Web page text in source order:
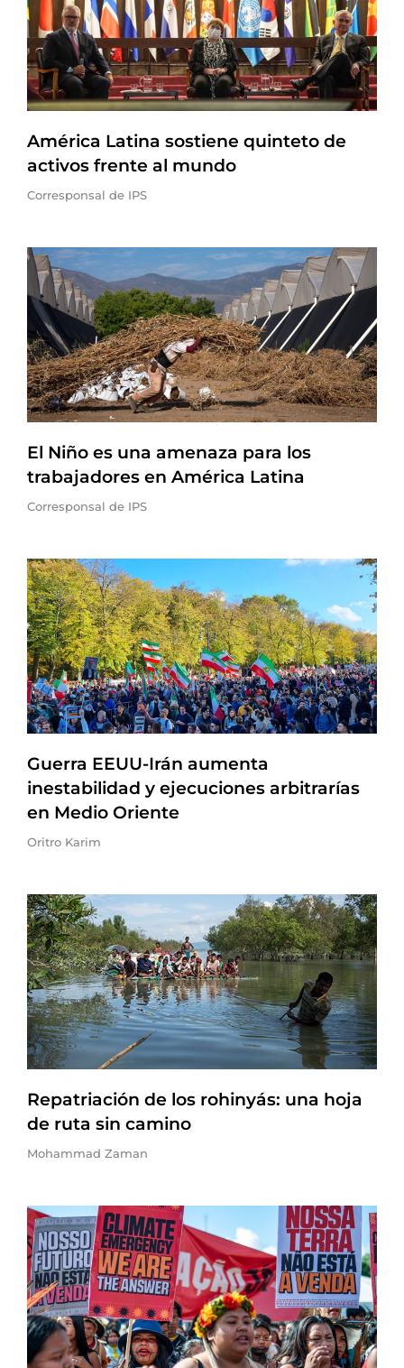
América Latina sostiene quinteto de
activos frente al mundo
Corresponsal de IPS
El Niño es una amenaza para los
trabajadores en América Latina
Corresponsal de IPS
Guerra EEUU-Irán aumenta
inestabilidad y ejecuciones arbitrarías
en Medio Oriente
Oritro Karim
Repatriación de los rohinyás: una hoja
de ruta sin camino
Mohammad Zaman